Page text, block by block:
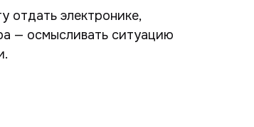
отдать электронике,
— осмысливать ситуацию